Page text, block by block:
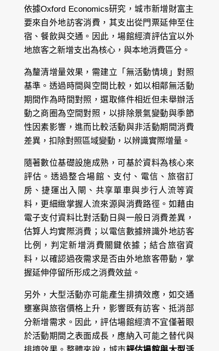
依據Oxford Economics研究，城市新增財富主
要來自外地訪客消費，其支出從門票延伸至住
宿、餐飲與交通。因此，場館經濟評估宜以外
地旅客之新增支出為核心，與本地消費區分。
為釐清增量效果，需建立「無活動情境」對照
基準。透過時間與空間比較，如以相鄰無活動
期間作為時間對照，選取條件相近但未舉辦活
動之商圈為空間對照，以排除景氣變動與季節
性因素影響，進而比較活動與非活動期間消費
差異，扣除對照區域變動，以辨識實際增量。
隨著數位基礎設施成熟，可基於資料為核心來
評估。透過整合場館、支付、電信、旅宿訂
房、捷運出入閘、共享單車與步行人流等資
料，更細緻掌握人流來源與消費路徑。如藉由
電子支付資料比對活動日與一般日消費差異，
估算人均實際消費；以電信數據辨識外地訪客
比例，判定新增消費關鍵依據；結合旅宿資
料，以確認過夜需求是否由外地旅客帶動，掌
握延伸停留所形成之消費效益。
另外，大型活動亦可能產生排擠效應，如交通
壅塞與旅宿價格上升，影響既有訪客、抵消部
分新增需求。因此，評估場館經濟不宜僅著眼
於活動期間之表面成長，應納入可能之替代與